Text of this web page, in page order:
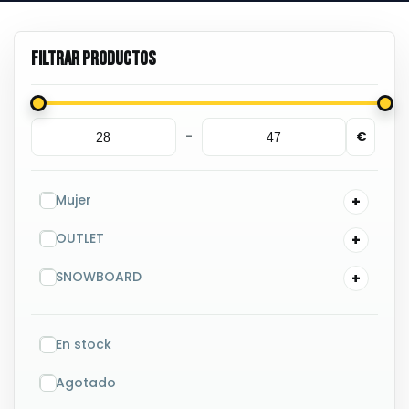
€
Minimum Price
- Maximum Price
Mujer
OUTLET
SNOWBOARD
En stock
Agotado